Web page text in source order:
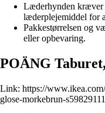
Læderhynden kræver
læderplejemiddel for
Pakkestørrelsen og
eller opbevaring.
POÄNG
Link: https://
glose-morkebrun-